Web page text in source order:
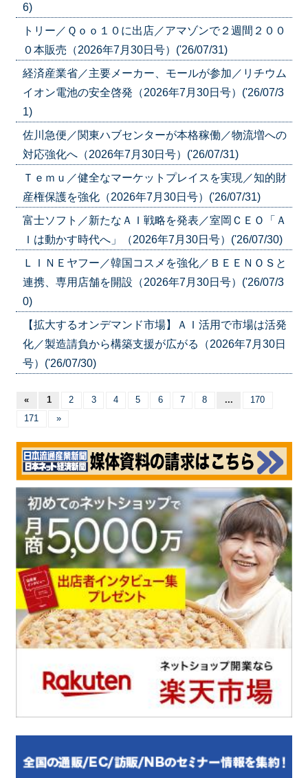
6)
トリー／Ｑｏｏ１０に出店／アマゾンで２週間２００
０本販売（2026年7月30日号）('26/07/31)
経済産業省／主要メーカー、モールが参加／リチウム
イオン電池の安全啓発（2026年7月30日号）('26/07/3
1)
佐川急便／関東ハブセンターが本格稼働／物流増への
対応強化へ（2026年7月30日号）('26/07/31)
Ｔｅｍｕ／健全なマーケットプレイスを実現／知的財
産権保護を強化（2026年7月30日号）('26/07/31)
富士ソフト／新たなＡＩ戦略を発表／室岡ＣＥＯ「Ａ
Ｉは動かす時代へ」（2026年7月30日号）('26/07/30)
ＬＩＮＥヤフー／韓国コスメを強化／ＢＥＥＮＯＳと
連携、専用店舗を開設（2026年7月30日号）('26/07/3
0)
【拡大するオンデマンド市場】ＡＩ活用で市場は活発
化／製造請負から構築支援が広がる（2026年7月30日
号）('26/07/30)
« 1 2 3 4 5 6 7 8 ...
170
171
»